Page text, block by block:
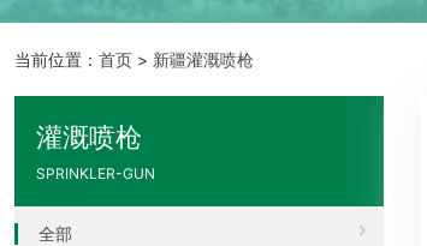
当前位置： 首页 > 新疆灌溉喷枪
灌溉喷枪
SPRINKLER-GUN
全部